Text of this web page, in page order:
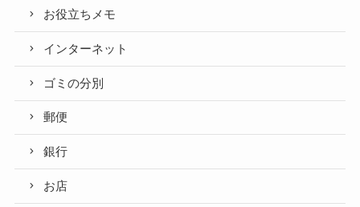
お役立ちメモ
インターネット
ゴミの分別
郵便
銀行
お店